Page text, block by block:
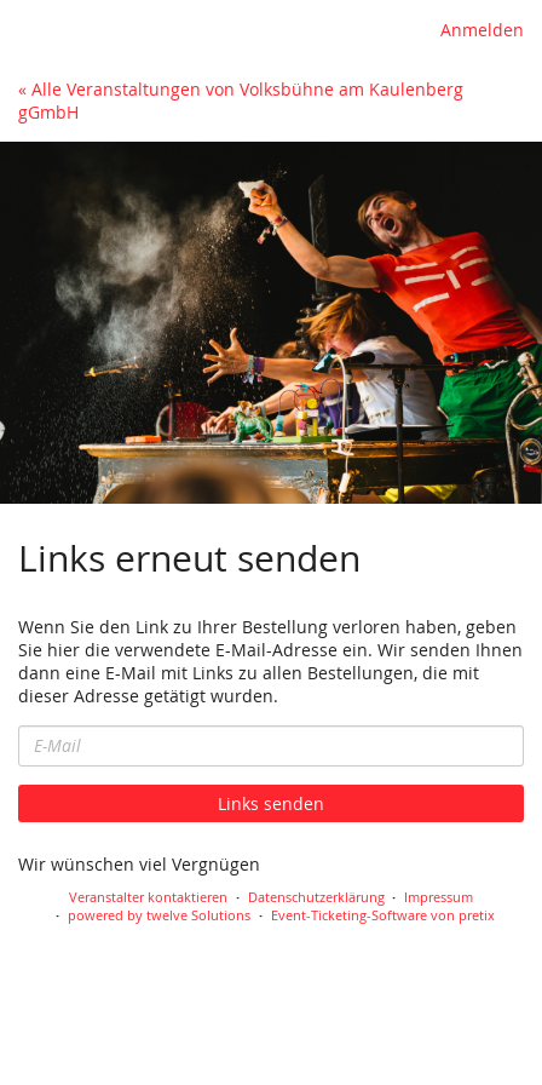
Anmelden
« Alle Veranstaltungen von Volksbühne am Kaulenberg
gGmbH
Links erneut senden
Wenn Sie den Link zu Ihrer Bestellung verloren haben, geben
Sie hier die verwendete E-Mail-Adresse ein. Wir senden Ihnen
dann eine E-Mail mit Links zu allen Bestellungen, die mit
dieser Adresse getätigt wurden.
E-
Mail
Links senden
Wir wünschen viel Vergnügen
Veranstalter kontaktieren Datenschutzerklärung
Impressum
powered by twelve Solutions
Event-Ticketing-Software von pretix